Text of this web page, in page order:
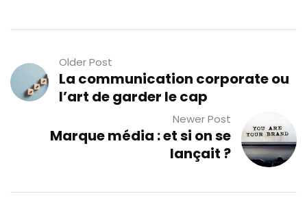
Older Post
La communication corporate ou
l’art de garder le cap
Newer Post
Marque média : et si on se
lançait ?